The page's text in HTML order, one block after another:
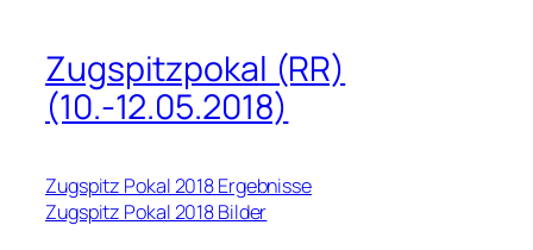
Zugspitzpokal (RR)
(10.-12.05.2018)
Zugspitz Pokal 2018 Ergebnisse
Zugspitz Pokal 2018 Bilder